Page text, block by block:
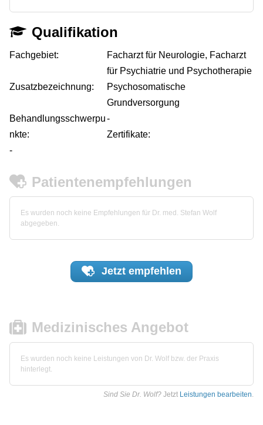
Qualifikation
Fachgebiet:
Facharzt für Neurologie, Facharzt
für Psychiatrie und Psychotherapie
Zusatzbezeichnung:
Psychosomatische
Grundversorgung
Behandlungsschwerpu
nkte:
-
Zertifikate:
-
Patientenempfehlungen
Es wurden noch keine Empfehlungen für Dr. med. Stefan Wolf
abgegeben.
Jetzt empfehlen
Medizinisches Angebot
Es wurden noch keine Leistungen von Dr. Wolf bzw. der Praxis
hinterlegt.
Sind Sie Dr. Wolf? Jetzt Leistungen bearbeiten.